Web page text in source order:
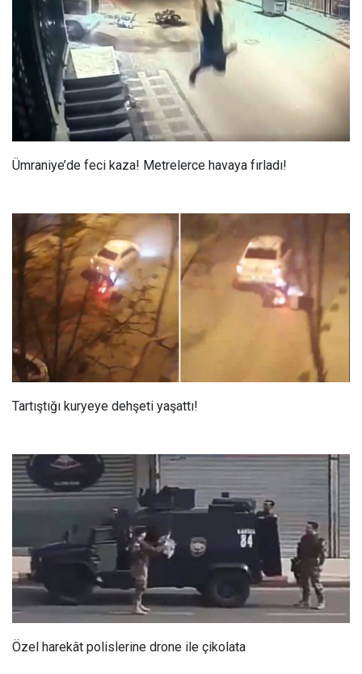
Ümraniye’de feci kaza! Metrelerce havaya fırladı!
Tartıştığı kuryeye dehşeti yaşattı!
Özel harekât polislerine drone ile çikolata